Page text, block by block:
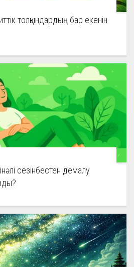
толқындардың бар екенін
сезінбестен демалу